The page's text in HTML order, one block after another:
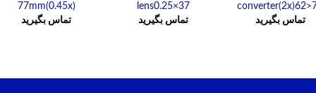
تماس بگیرید
lens0.25×37
تماس بگیرید
77mm(0.45x)
تماس بگیرید